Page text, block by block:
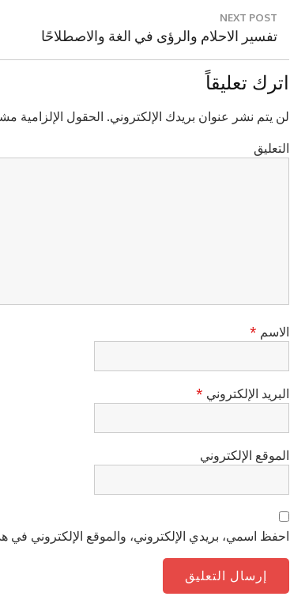
تصفّح
المقالات
NEXT POST
Next
Post:
تفسير الاحلام والرؤى في الغة والاصطلاحًا
اترك تعليقاً
لن يتم نشر عنوان بريدك الإلكتروني. الحقول الإلزامية
التعليق
الاسم *
البريد الإلكتروني *
الموقع الإلكتروني
احفظ اسمي، بريدي الإلكتروني، والموقع الإلكتروني في